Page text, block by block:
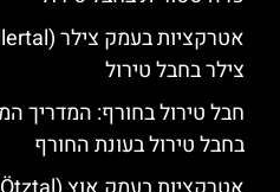
צילר בחבל טירול
חבל טירול בחורף: המדריך
בחבל טירול בעונת החורף